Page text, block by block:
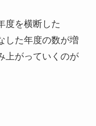
度を横断した
した年度の数が増
上がっていくのが